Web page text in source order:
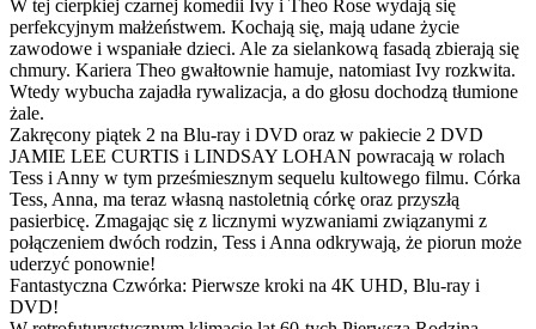
W tej cierpkiej czarnej komedii Ivy i Theo Rose wydają się
perfekcyjnym małżeństwem. Kochają się, mają udane życie
zawodowe i wspaniałe dzieci. Ale za sielankową fasadą zbierają się
chmury. Kariera Theo gwałtownie hamuje, natomiast Ivy rozkwita.
Wtedy wybucha zajadła rywalizacja, a do głosu dochodzą tłumione
żale.
Zakręcony piątek 2 na Blu-ray i DVD oraz w pakiecie 2 DVD
JAMIE LEE CURTIS i LINDSAY LOHAN powracają w rolach
Tess i Anny w tym prześmiesznym sequelu kultowego filmu. Córka
Tess, Anna, ma teraz własną nastoletnią córkę oraz przyszłą
pasierbicę. Zmagając się z licznymi wyzwaniami związanymi z
połączeniem dwóch rodzin, Tess i Anna odkrywają, że piorun może
uderzyć ponownie!
Fantastyczna Czwórka: Pierwsze kroki na 4K UHD, Blu-ray i
DVD!